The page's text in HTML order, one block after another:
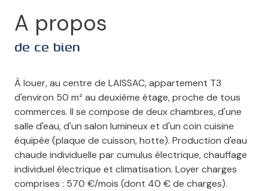
A propos
de ce bien
À louer, au centre de LAISSAC, appartement T3
d'environ 50 m² au deuxième étage, proche de tous
commerces. Il se compose de deux chambres, d'une
salle d'eau, d'un salon lumineux et d'un coin cuisine
équipée (plaque de cuisson, hotte). Production d'eau
chaude individuelle par cumulus électrique, chauffage
individuel électrique et climatisation. Loyer charges
comprises : 570 €/mois (dont 40 € de charges).